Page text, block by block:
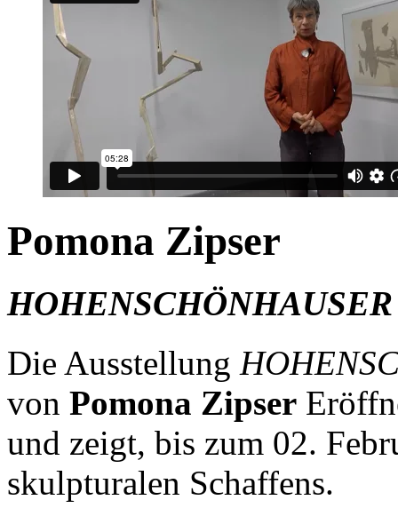
Pomona Zipser
Die Ausstellung
von Pomona Zipser
und zeigt, bis zum 02.
skulpturalen Schaffens.